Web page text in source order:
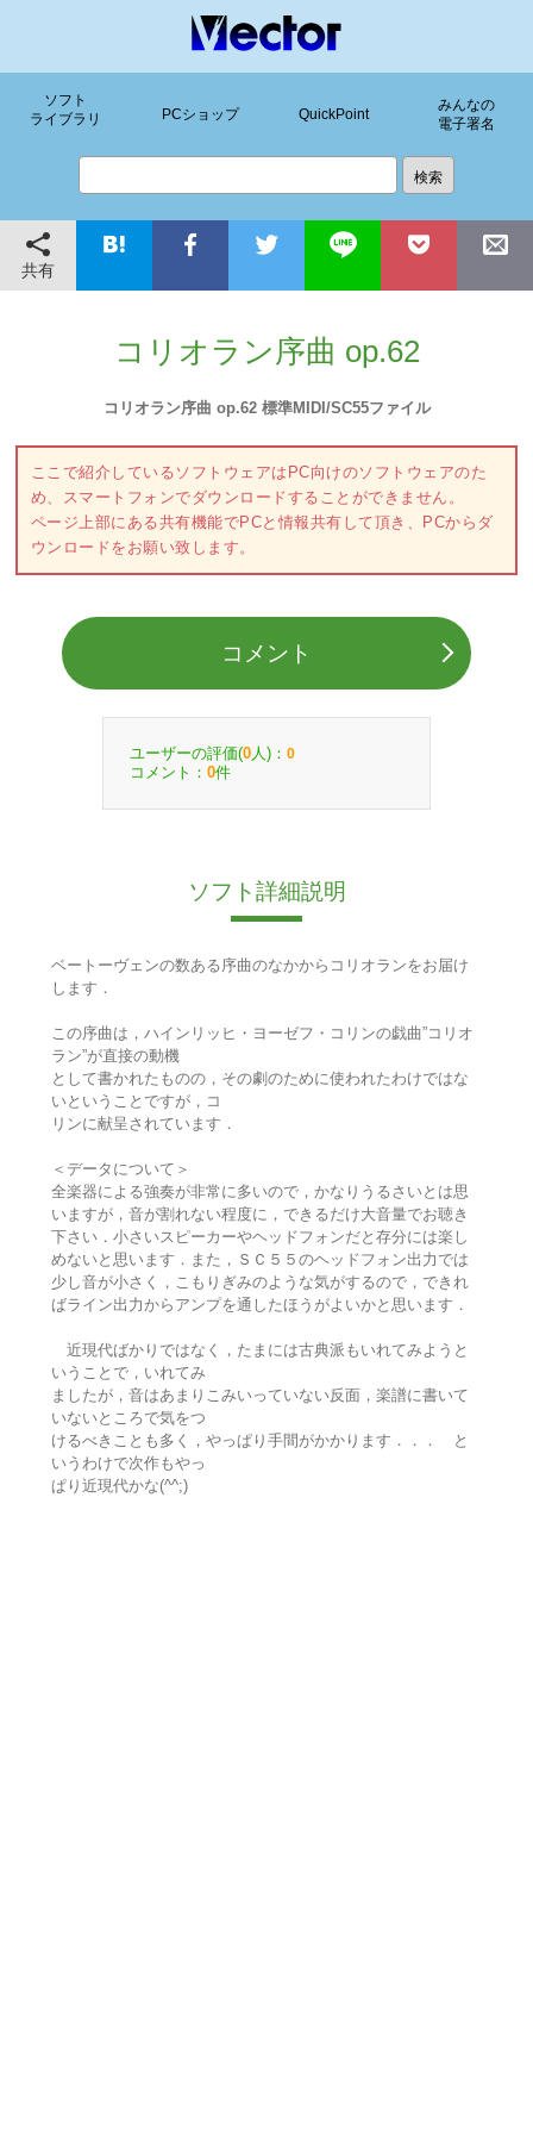
ソフト
ライブラリ
PCショップ QuickPoint
みんなの
電子署名
共有
コリオラン序曲 op.62
コリオラン序曲 op.62 標準MIDI/SC55ファイル
ここで紹介しているソフトウェアはPC向けのソフトウェアのた
め、スマートフォンでダウンロードすることができません。
ページ上部にある共有機能でPCと情報共有して頂き、PCからダ
ウンロードをお願い致します。
コメント
ユーザーの評価(0 人)： 0
コメント： 0件
ソフト詳細説明
ベートーヴェンの数ある序曲のなかからコリオランをお届け
します．
この序曲は，ハインリッヒ・ヨーゼフ・コリンの戯曲”コリオ
ラン”が直接の動機
として書かれたものの，その劇のために使われたわけではな
いということですが，コ
リンに献呈されています．
＜データについて＞
全楽器による強奏が非常に多いので，かなりうるさいとは思
いますが，音が割れない程度に，できるだけ大音量でお聴き
下さい．小さいスピーカーやヘッドフォンだと存分には楽し
めないと思います．また，ＳＣ５５のヘッドフォン出力では
少し音が小さく，こもりぎみのような気がするので，できれ
ばライン出力からアンプを通したほうがよいかと思います．
近現代ばかりではなく，たまには古典派もいれてみようと
いうことで，いれてみ
ましたが，音はあまりこみいっていない反面，楽譜に書いて
いないところで気をつ
けるべきことも多く，やっぱり手間がかかります．．． と
いうわけで次作もやっ
ぱり近現代かな(^^;)